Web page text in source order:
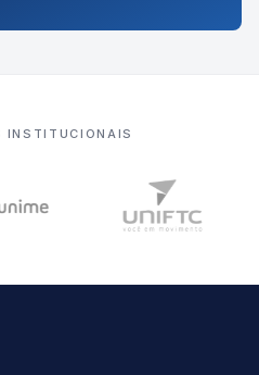
INSTITUCIONAIS